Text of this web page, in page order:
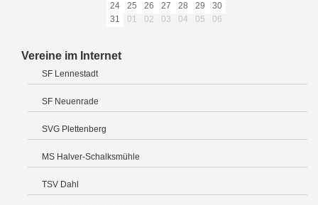
24
25 26 27 28 29
30
31
01 02 03 04 05 06
Vereine im Internet
SF Lennestadt
SF Neuenrade
SVG Plettenberg
MS Halver-Schalksmühle
TSV Dahl